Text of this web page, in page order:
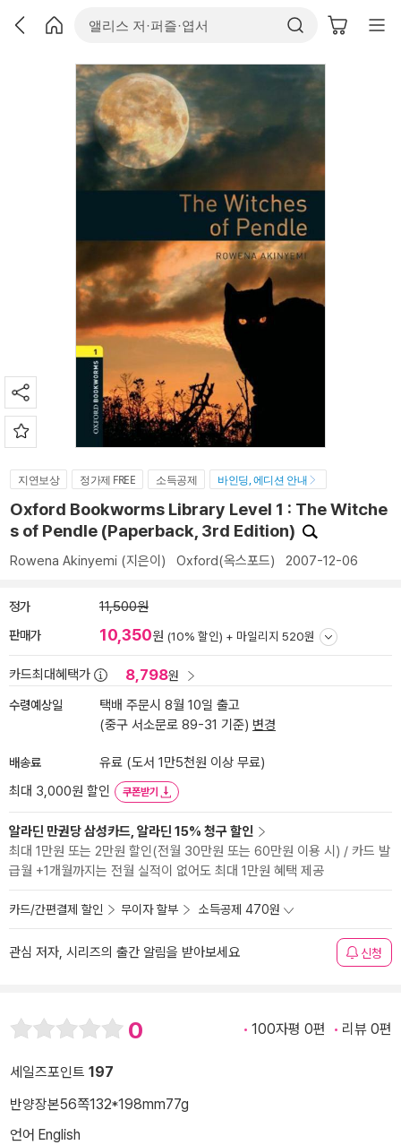
지연보상 정가제 FREE 소득공제 바인딩, 에디션 안내
Oxford Bookworms Library Level 1 : The Witche
s of Pendle (Paperback, 3rd Edition)
Rowena Akinyemi (지은이) Oxford(옥스포드) 2007-12-06
정가 11,500원
판매가 10,350원 (10% 할인) + 마일리지 520원
카드최대혜택가 8,798원
수령예상일
택배 주문시 8월 10일 출고
(중구 서소문로 89-31 기준) 변경
배송료
유료 (도서 1만5천원 이상 무료)
최대 3,000원 할인
쿠폰받기
알라딘 만권당 삼성카드, 알라딘 15% 청구 할인
최대 1만원 또는 2만원 할인(전월 30만원 또는 60만원 이용 시) / 카드 발
급월 +1개월까지는 전월 실적이 없어도 최대 1만원 혜택 제공
카드/간편결제 할인 무이자 할부 소득공제 470원
관심 저자, 시리즈의 출간 알림을 받아보세요 신청
0 100자평 0편 리뷰 0편
세일즈포인트 197
반양장본56쪽132*198mm77g
언어 English